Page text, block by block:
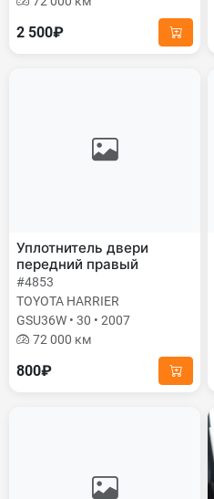
2 500₽
Уплотнитель двери
передний правый
#4853
TOYOTA HARRIER
GSU36W • 30 • 2007
72 000 км
800₽